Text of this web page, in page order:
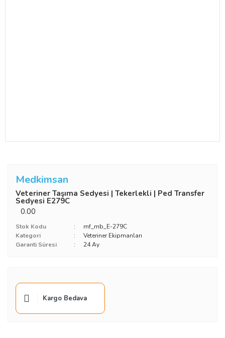
Medkimsan
Veteriner Taşıma Sedyesi | Tekerlekli | Ped Transfer
Sedyesi E279C
0.00
Stok Kodu
mf_mb_E-279C
Kategori
Veteriner Ekipmanları
Garanti Süresi
24 Ay
Kargo Bedava